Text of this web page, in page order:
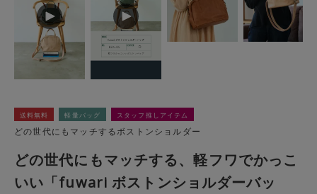
送料無料 軽量バッグ スタッフ推しアイテム
どの世代にもマッチするボストンショルダー
どの世代にもマッチする、軽フワでかっこ
いい「fuwari ボストンショルダーバッ